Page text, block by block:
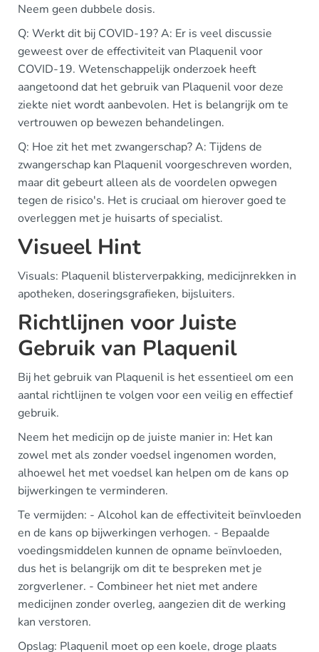
Neem geen dubbele dosis.
Q: Werkt dit bij COVID-19? A: Er is veel discussie
geweest over de effectiviteit van Plaquenil voor
COVID-19. Wetenschappelijk onderzoek heeft
aangetoond dat het gebruik van Plaquenil voor deze
ziekte niet wordt aanbevolen. Het is belangrijk om te
vertrouwen op bewezen behandelingen.
Q: Hoe zit het met zwangerschap? A: Tijdens de
zwangerschap kan Plaquenil voorgeschreven worden,
maar dit gebeurt alleen als de voordelen opwegen
tegen de risico's. Het is cruciaal om hierover goed te
overleggen met je huisarts of specialist.
Visueel Hint
Visuals: Plaquenil blisterverpakking, medicijnrekken in
apotheken, doseringsgrafieken, bijsluiters.
Richtlijnen voor Juiste
Gebruik van Plaquenil
Bij het gebruik van Plaquenil is het essentieel om een
aantal richtlijnen te volgen voor een veilig en effectief
gebruik.
Neem het medicijn op de juiste manier in: Het kan
zowel met als zonder voedsel ingenomen worden,
alhoewel het met voedsel kan helpen om de kans op
bijwerkingen te verminderen.
Te vermijden: - Alcohol kan de effectiviteit beïnvloeden
en de kans op bijwerkingen verhogen. - Bepaalde
voedingsmiddelen kunnen de opname beïnvloeden,
dus het is belangrijk om dit te bespreken met je
zorgverlener. - Combineer het niet met andere
medicijnen zonder overleg, aangezien dit de werking
kan verstoren.
Opslag: Plaquenil moet op een koele, droge plaats